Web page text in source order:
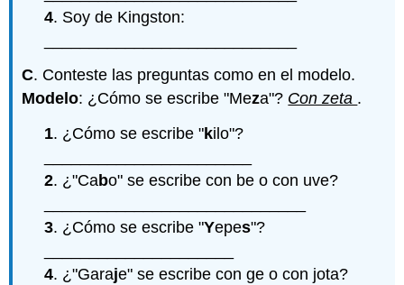
4. Soy de Kingston:
C. Conteste las preguntas como en el modelo.
Modelo: ¿Cómo se escribe "Meza"? Con zeta .
1. ¿Cómo se escribe "kilo"?
2. ¿"Cabo" se escribe con be o con uve?
3. ¿Cómo se escribe "Yepes"?
4. ¿"Garaje" se escribe con ge o con jota?